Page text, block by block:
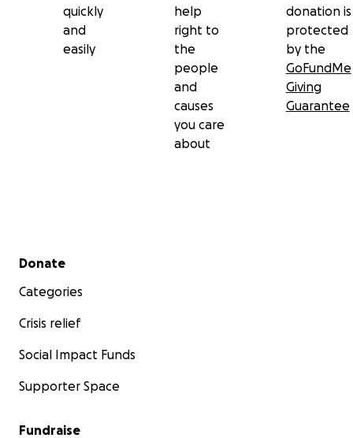
quickly
and
easily
help
right to
the
people
and
causes
you care
about
donation is
protected
by the
GoFundMe
Giving
Guarantee
Secondary menu
Donate
Categories
Crisis relief
Social Impact Funds
Supporter Space
Fundraise